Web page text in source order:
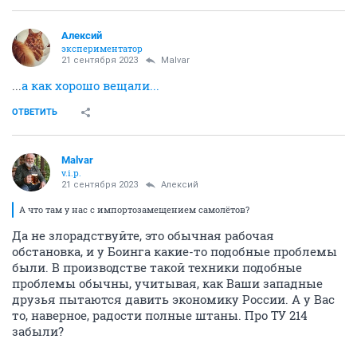
Алексий
экспериментатор
21 сентября 2023 Malvar
...а как хорошо вещали...
ОТВЕТИТЬ
Malvar
v.i.p.
21 сентября 2023 Алексий
А что там у нас с импортозамещением самолётов?
Да не злорадствуйте, это обычная рабочая
обстановка, и у Боинга какие-то подобные проблемы
были. В производстве такой техники подобные
проблемы обычны, учитывая, как Ваши западные
друзья пытаются давить экономику России. А у Вас
то, наверное, радости полные штаны. Про ТУ 214
забыли?